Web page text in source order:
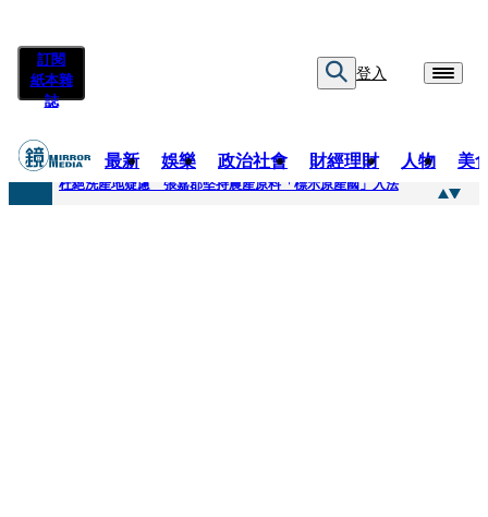
訂閱
紙本雜
誌
登入
最新 娛樂 政治社會 財經理財 人物 美
快訊
杜絕洗產地疑慮 張嘉郡堅持農產原料「標示原產國」入法